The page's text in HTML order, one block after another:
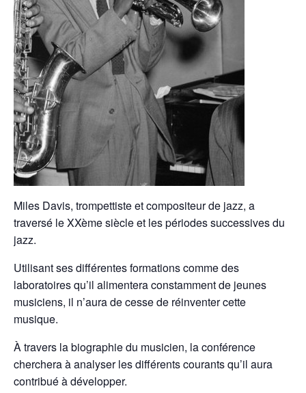
Miles Davis, trompettiste et compositeur de jazz, a
traversé le XXème siècle et les périodes successives du
jazz.
Utilisant ses différentes formations comme des
laboratoires qu’il alimentera constamment de jeunes
musiciens, il n’aura de cesse de réinventer cette
musique.
À travers la biographie du musicien, la conférence
cherchera à analyser les différents courants qu’il aura
contribué à développer.